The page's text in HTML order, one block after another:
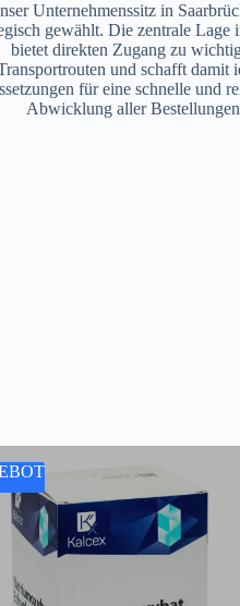
Unternehmenssitz in
gewählt. Die zentrale Lage
bietet direkten Zugang zu
und schafft damit
für eine schnelle und
Abwicklung aller